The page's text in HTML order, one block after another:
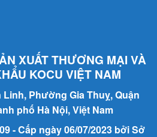
XUẤT THƯƠNG MẠI VÀ
KOCU VIỆT NAM
Linh, Phường Gia Thuỵ, Quận
phố Hà Nội, Việt Nam
- Cấp ngày 06/07/2023 bởi Sở